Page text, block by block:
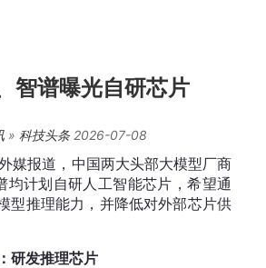
智谱曝光自研芯片
» 科技头条2026-07-08
媒报道，中国两大头部大模型厂商
均计划自研人工智能芯片，希望通
型推理能力，并降低对外部芯片供
研发推理芯片